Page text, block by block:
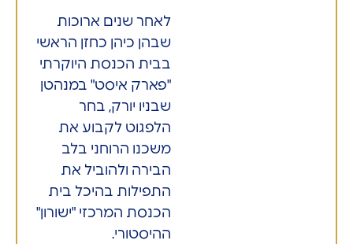
לאחר שנים ארוכות
שבהן כיהן כחזן הראשי
בבית הכנסת היוקרתי
"פארק איסט" במנהטן
שבניו יורק, בחר
הלפגוט לקבוע את
משכנו הרוחני בלב
הבירה ולהוביל את
התפילות בהיכל בית
הכנסת המרכזי "ישורון"
ההיסטורי.